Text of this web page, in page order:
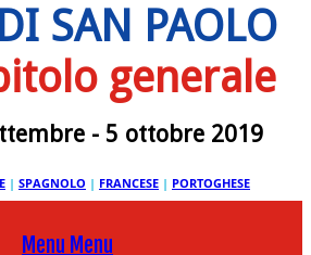
SAN PAOLO
generale
- 5 ottobre 2019
| SPAGNOLO | FRANCESE | PORTOGHESE
Menu Menu